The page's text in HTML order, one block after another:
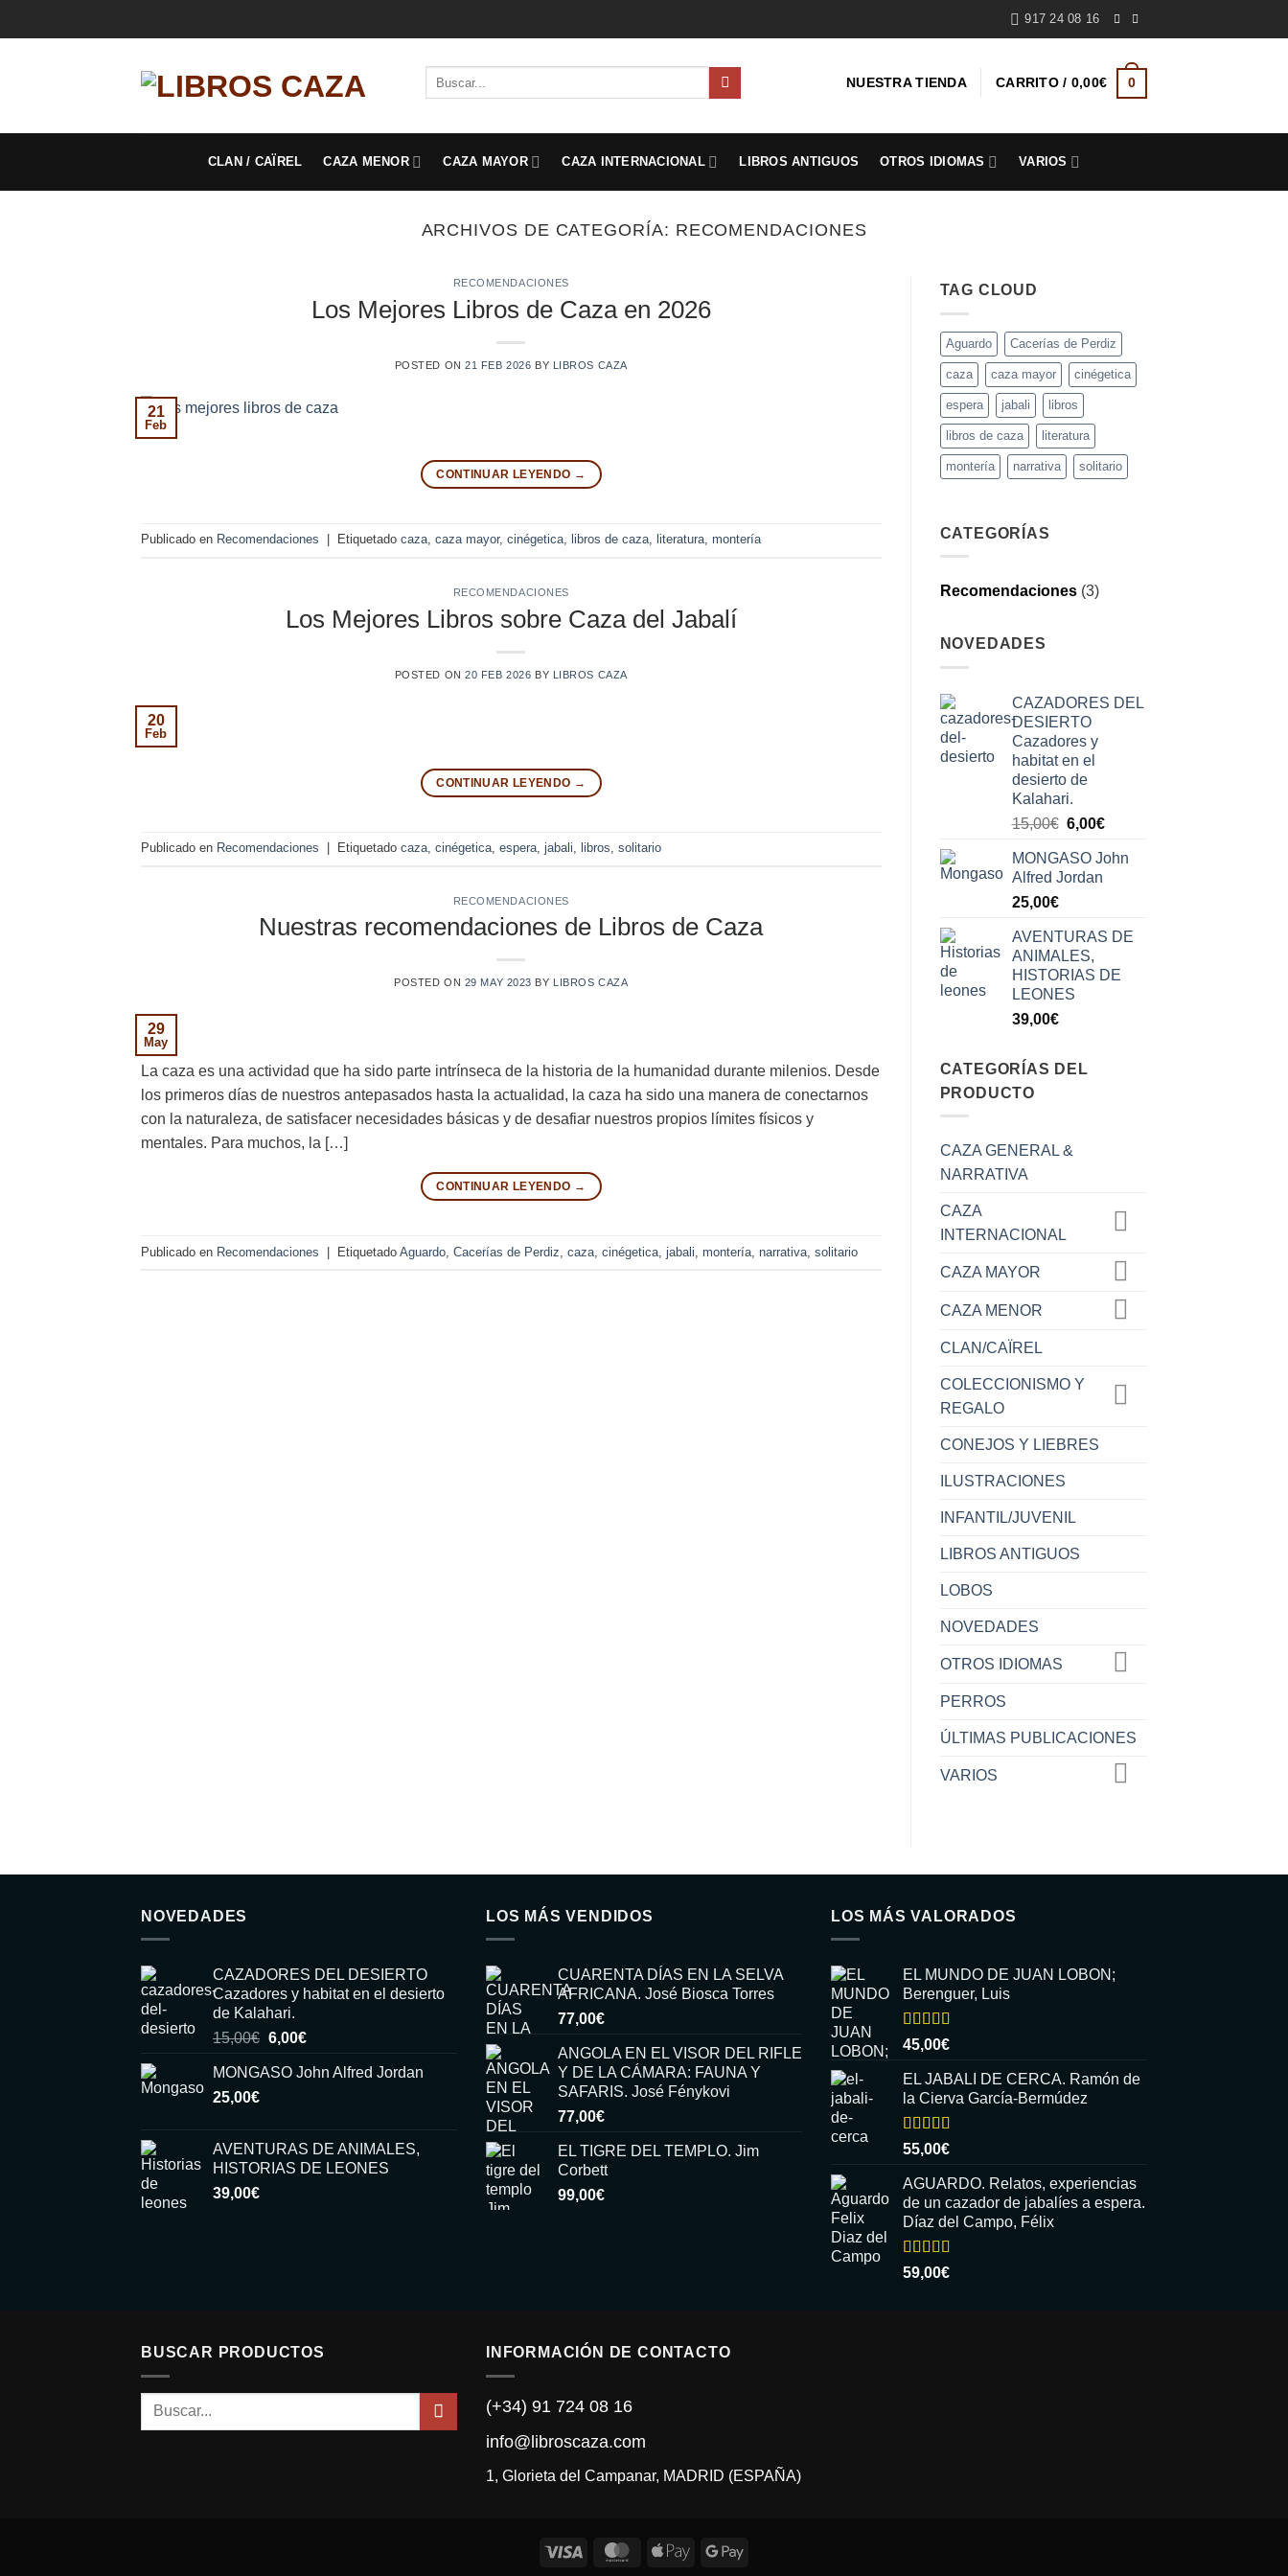
al
917 24 08 16
NUESTRA TIENDA CARRITO / 0,00€ 0
CLAN / CAÏREL CAZA MENOR CAZA MAYOR CAZA INTERNACIONAL LIBROS ANTIGUOS OTROS IDIOMAS VARIOS
ARCHIVOS DE CATEGORÍA: RECOMENDACIONES
RECOMENDACIONES
Los Mejores Libros de Caza en 2026
POSTED ON21 FEB 2026 BY LIBROS CAZA
21
Feb
CONTINUAR LEYENDO →
Publicado en Recomendaciones Etiquetado caza, caza mayor, cinégetica, libros de caza, literatura, montería
RECOMENDACIONES
Los Mejores Libros sobre Caza del Jabalí
POSTED ON20 FEB 2026 BY LIBROS CAZA
20
Feb
CONTINUAR LEYENDO →
Publicado en Recomendaciones Etiquetado caza, cinégetica, espera, jabali, libros, solitario
RECOMENDACIONES
Nuestras recomendaciones de Libros de Caza
POSTED ON 29 MAY 2023 BY LIBROS CAZA
29
May
La caza es una actividad que ha sido parte intrínseca de la historia de la humanidad durante milenios. Desde
los primeros días de nuestros antepasados hasta la actualidad, la caza ha sido una manera de conectarnos
con la naturaleza, de satisfacer necesidades básicas y de desafiar nuestros propios límites físicos y
mentales. Para muchos, la […]
CONTINUAR LEYENDO →
Publicado en Recomendaciones Etiquetado Aguardo Cacerías de Perdiz caza cinégetica jabali montería narrativa solitario
TAG CLOUD
Aguardo Cacerías de Perdiz
caza caza mayor cinégetica
espera jabali libros
libros de caza literatura
montería narrativa solitario
CATEGORÍAS
Recomendaciones(3)
NOVEDADES
CAZADORES DEL
DESIERTO
Cazadores y
habitat en el
desierto de
Kalahari.
15,00€ El
original
era:
6,00€El
actual
MONGASO John
Alfred Jordan
25,00€
AVENTURAS DE
ANIMALES,
HISTORIAS DE
LEONES
39,00€
CATEGORÍAS DEL
PRODUCTO
CAZA GENERAL &
NARRATIVA
CAZA
INTERNACIONAL
CAZA MAYOR
CAZA MENOR
CLAN/CAÏREL
COLECCIONISMO Y
REGALO
CONEJOS Y LIEBRES
ILUSTRACIONES
INFANTIL/JUVENIL
LIBROS ANTIGUOS
LOBOS
NOVEDADES
OTROS IDIOMAS
PERROS
ÚLTIMAS PUBLICACIONES
VARIOS
NOVEDADES
CAZADORES DEL DESIERTO
Cazadores y habitat en el desierto
de Kalahari.
15,00€ El
original
6,00€El
actual
MONGASO John Alfred Jordan
25,00€
AVENTURAS DE ANIMALES,
HISTORIAS DE LEONES
39,00€
LOS MÁS VENDIDOS
CUARENTA DÍAS EN LA SELVA
AFRICANA. José Biosca Torres
77,00€
ANGOLA EN EL VISOR DEL RIFLE
Y DE LA CÁMARA: FAUNA Y
SAFARIS. José Fénykovi
77,00€
EL TIGRE DEL TEMPLO. Jim
Corbett
99,00€
LOS MÁS VALORADOS
EL MUNDO DE JUAN LOBON;
Berenguer, Luis
Valorado
con
5
45,00€
EL JABALI DE CERCA. Ramón de
la Cierva García-Bermúdez
Valorado
con
5
55,00€
AGUARDO. Relatos, experiencias
de un cazador de jabalíes a espera.
Díaz del Campo, Félix
Valorado
con
59,00€
BUSCAR PRODUCTOS
Buscar
INFORMACIÓN DE CONTACTO
(+34) 91 724 08 16
info@libroscaza.com
1, Glorieta del Campanar, MADRID (ESPAÑA)
Visa MasterCardApple
Google